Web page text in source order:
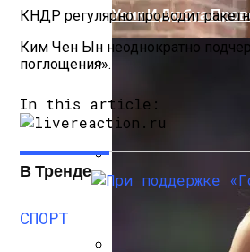
Два Прораба —
Проект Дома С
Усик И Дюбуа
КНДР регулярно проводит
Ким Чен Ын неоднократно
поглощения».
In this article:
В Тренде
СПОРТ